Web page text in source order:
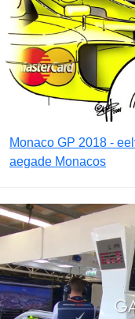
Monaco GP 2018 -
aegade Monacos